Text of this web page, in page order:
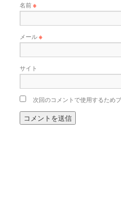
名前※
メール※
サイト
次回のコメントで使用するため